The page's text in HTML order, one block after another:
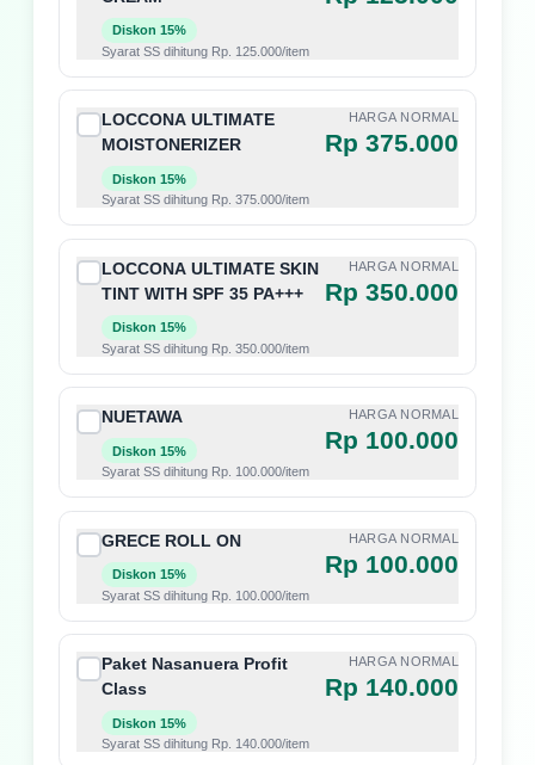
Diskon 15%
Syarat SS dihitung Rp. 125.000/item
LOCCONA ULTIMATE
MOISTONERIZER
Diskon 15%
Syarat SS dihitung Rp. 375.000/item
HARGA NORMAL
Rp 375.000
LOCCONA ULTIMATE SKIN
TINT WITH SPF 35 PA+++
Diskon 15%
Syarat SS dihitung Rp. 350.000/item
HARGA NORMAL
Rp 350.000
NUETAWA
Diskon 15%
Syarat SS dihitung Rp. 100.000/item
HARGA NORMAL
Rp 100.000
GRECE ROLL ON
Diskon 15%
Syarat SS dihitung Rp. 100.000/item
HARGA NORMAL
Rp 100.000
Paket Nasanuera Profit
Class
Diskon 15%
Syarat SS dihitung Rp. 140.000/item
HARGA NORMAL
Rp 140.000